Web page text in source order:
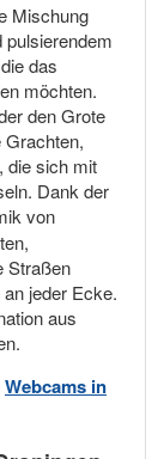
Mischung
das
möchten.
den Grote
Grachten,
die sich mit
Dank der
von
Straßen
jeder Ecke.
aus
Webcams in